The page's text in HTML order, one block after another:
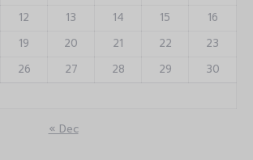
12 13 14 15
16
19 20 21 22
23
26 27 28 29
30
« Dec